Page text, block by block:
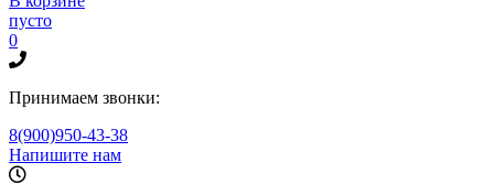
пусто
0
Принимаем звонки:
8(900)950-43-38
Напишите нам